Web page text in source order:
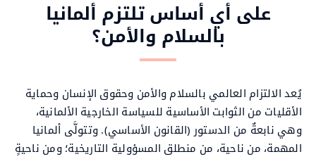
على أي أساس تلتزم ألمانيا
بالسلام والأمن؟
يُعد الالتزام العالمي بالسلام والأمن وحقوق الإنسان وحماية
الأقليات من الثوابت الأساسية للسياسة الخارجية الألمانية،
وهي نابعةٌ من الدستور (القانون الأساسي). وتتولَّى ألمانيا
المهمة، من ناحية، من منطلق المسؤولية التاريخية؛ ومن ناحيةٍ